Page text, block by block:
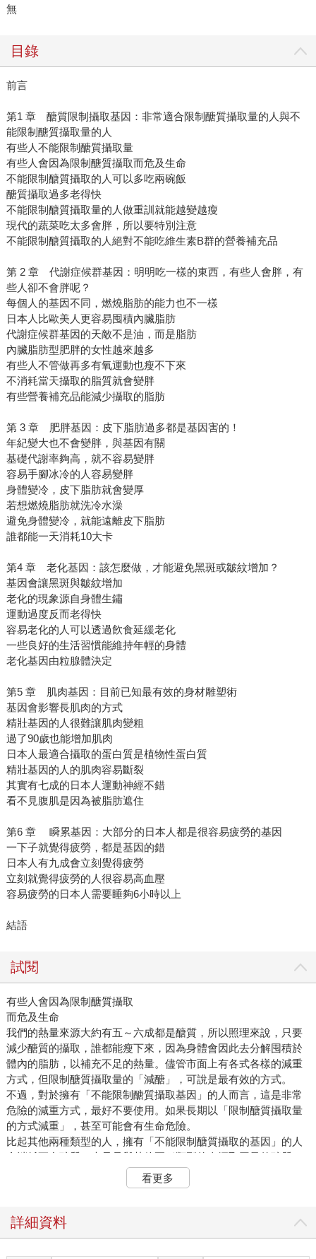
無
目錄
前言
第1 章 醣質限制攝取基因：非常適合限制醣質攝取量的人與不
能限制醣質攝取量的人
有些人不能限制醣質攝取量
有些人會因為限制醣質攝取而危及生命
不能限制醣質攝取的人可以多吃兩碗飯
醣質攝取過多老得快
不能限制醣質攝取量的人做重訓就能越變越瘦
現代的蔬菜吃太多會胖，所以要特別注意
不能限制醣質攝取的人絕對不能吃維生素B群的營養補充品
第 2 章 代謝症候群基因：明明吃一樣的東西，有些人會胖，有
些人卻不會胖呢？
每個人的基因不同，燃燒脂肪的能力也不一樣
日本人比歐美人更容易囤積內臟脂肪
代謝症候群基因的天敵不是油，而是脂肪
內臟脂肪型肥胖的女性越來越多
有些人不管做再多有氧運動也瘦不下來
不消耗當天攝取的脂質就會變胖
有些營養補充品能減少攝取的脂肪
第 3 章 肥胖基因：皮下脂肪過多都是基因害的！
年紀變大也不會變胖，與基因有關
基礎代謝率夠高，就不容易變胖
容易手腳冰冷的人容易變胖
身體變冷，皮下脂肪就會變厚
若想燃燒脂肪就洗冷水澡
避免身體變冷，就能遠離皮下脂肪
誰都能一天消耗10大卡
第4 章 老化基因：該怎麼做，才能避免黑斑或皺紋增加？
基因會讓黑斑與皺紋增加
老化的現象源自身體生鏽
運動過度反而老得快
容易老化的人可以透過飮食延緩老化
一些良好的生活習慣能維持年輕的身體
老化基因由粒腺體決定
第5 章 肌肉基因：目前已知最有效的身材雕塑術
基因會影響長肌肉的方式
精壯基因的人很難讓肌肉變粗
過了90歲也能增加肌肉
日本人最適合攝取的蛋白質是植物性蛋白質
精壯基因的人的肌肉容易斷裂
其實有七成的日本人運動神經不錯
看不見腹肌是因為被脂肪遮住
第6 章 瞬累基因：大部分的日本人都是很容易疲勞的基因
一下子就覺得疲勞，都是基因的錯
日本人有九成會立刻覺得疲勞
立刻就覺得疲勞的人很容易高血壓
容易疲勞的日本人需要睡夠6小時以上
結語
試閱
有些人會因為限制醣質攝取
而危及生命
我們的熱量來源大約有五～六成都是醣質，所以照理來說，只要
減少醣質的攝取，誰都能瘦下來，因為身體會因此去分解囤積於
體內的脂肪，以補充不足的熱量。儘管市面上有各式各樣的減重
方式，但限制醣質攝取量的「減醣」，可說是最有效的方式。
不過，對於擁有「不能限制醣質攝取基因」的人而言，這是非常
危險的減重方式，最好不要使用。如果長期以「限制醣質攝取量
的方式減重」，甚至可能會有生命危險。
比起其他兩種類型的人，擁有「不能限制醣質攝取的基因」的人
會消耗更多醣質，光只是與其他兩種類型的人攝取同量的醣質，
就會產生攝取不足的問題；如果還進一步限制醣質的攝取量，醣
質就會更加不足。這對身體來說可是問題重重！
所謂的血糖值是血液之中的醣質（葡葡糖）濃度，若是高於標準
看更多
詳細資料